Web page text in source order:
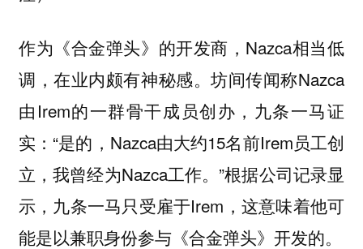
作为《合金弹头》的开发商，Nazca相当低
调，在业内颇有神秘感。坊间传闻称Nazca
由Irem的一群骨干成员创办，九条一马证
实：“是的，Nazca由大约15名前Irem员工创
立，我曾经为Nazca工作。”根据公司记录显
示，九条一马只受雇于Irem，这意味着他可
能是以兼职身份参与《合金弹头》开发的。